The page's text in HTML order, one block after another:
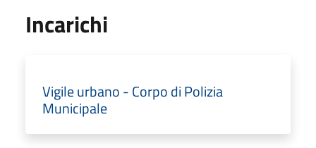
Incarichi
Vigile urbano - Corpo di Polizia
Municipale